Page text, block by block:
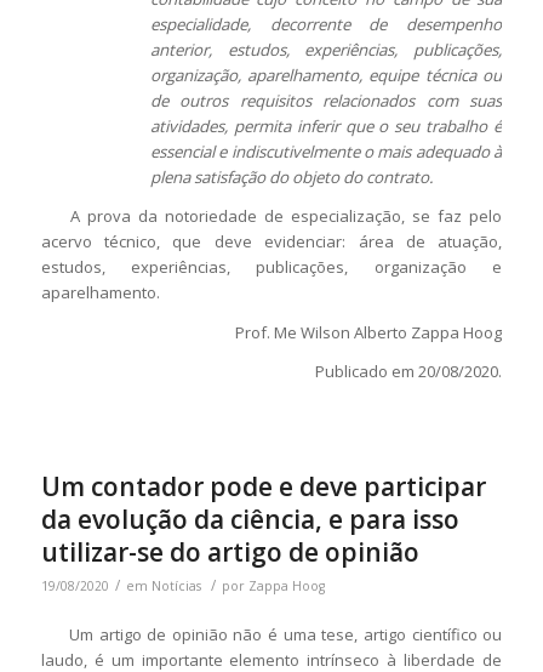
especialidade, decorrente de desempenho
anterior, estudos, experiências, publicações,
organização, aparelhamento, equipe técnica ou
de outros requisitos relacionados com suas
atividades, permita inferir que o seu trabalho é
essencial e indiscutivelmente o mais adequado à
plena satisfação do objeto do contrato.
A prova da notoriedade de especialização, se faz pelo
acervo técnico, que deve evidenciar: área de atuação,
estudos, experiências, publicações, organização e
aparelhamento.
Prof. Me Wilson Alberto Zappa Hoog
Publicado em 20/08/2020.
Um contador pode e deve participar
da evolução da ciência, e para isso
utilizar-se do artigo de opinião
19/08/2020 / em Notícias / por Zappa Hoog
Um artigo de opinião não é uma tese, artigo científico ou
laudo, é um importante elemento intrínseco à liberdade de